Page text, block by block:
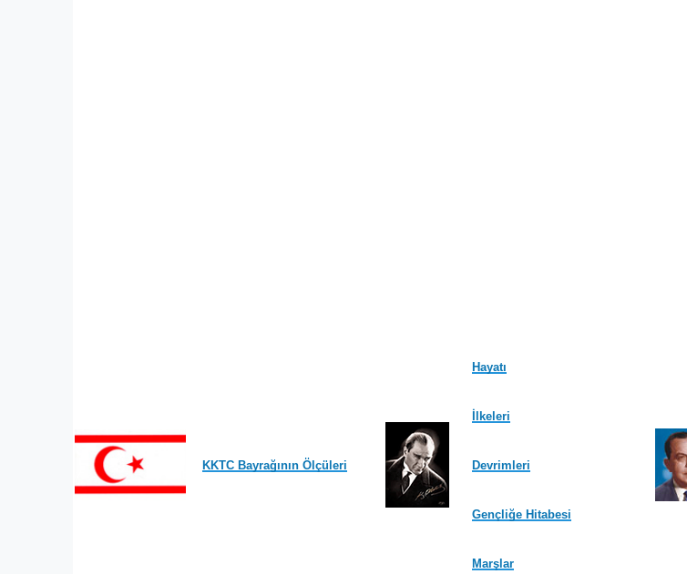
KKTC Bayrağının Ölçüleri
Hayatı
İlkeleri
Devrimleri
Gençliğe Hitabesi
Marşlar